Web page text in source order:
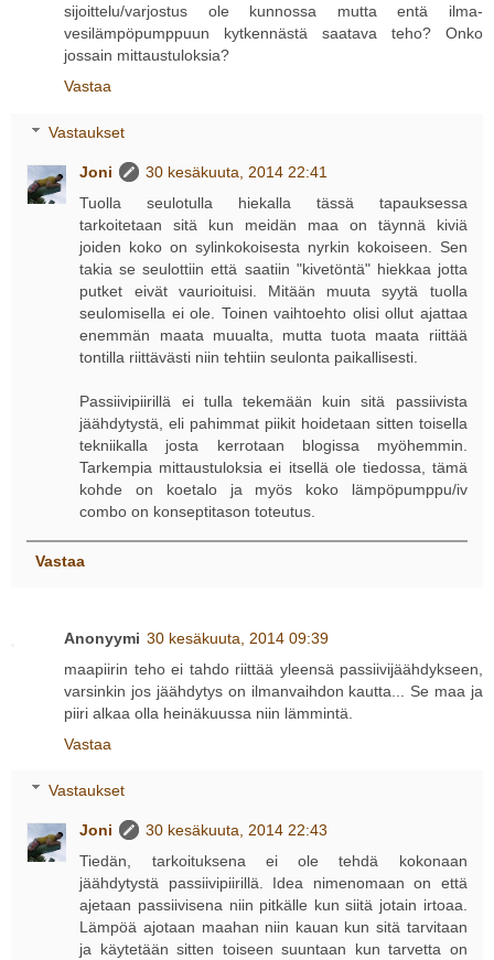
sijoittelu/varjostus ole kunnossa mutta entä ilma-
vesilämpöpumppuun kytkennästä saatava teho? Onko
jossain mittaustuloksia?
Vastaa
Vastaukset
Joni
30 kesäkuuta, 2014 22:41
Tuolla seulotulla hiekalla tässä tapauksessa
tarkoitetaan sitä kun meidän maa on täynnä kiviä
joiden koko on sylinkokoisesta nyrkin kokoiseen. Sen
takia se seulottiin että saatiin "kivetöntä" hiekkaa jotta
putket eivät vaurioituisi. Mitään muuta syytä tuolla
seulomisella ei ole. Toinen vaihtoehto olisi ollut ajattaa
enemmän maata muualta, mutta tuota maata riittää
tontilla riittävästi niin tehtiin seulonta paikallisesti.
Passiivipiirillä ei tulla tekemään kuin sitä passiivista
jäähdytystä, eli pahimmat piikit hoidetaan sitten toisella
tekniikalla josta kerrotaan blogissa myöhemmin.
Tarkempia mittaustuloksia ei itsellä ole tiedossa, tämä
kohde on koetalo ja myös koko lämpöpumppu/iv
combo on konseptitason toteutus.
Vastaa
Anonyymi 30 kesäkuuta, 2014 09:39
maapiirin teho ei tahdo riittää yleensä passiivijäähdykseen,
varsinkin jos jäähdytys on ilmanvaihdon kautta... Se maa ja
piiri alkaa olla heinäkuussa niin lämmintä.
Vastaa
Vastaukset
Joni
30 kesäkuuta, 2014 22:43
Tiedän, tarkoituksena ei ole tehdä kokonaan
jäähdytystä passiivipiirillä. Idea nimenomaan on että
ajetaan passiivisena niin pitkälle kun siitä jotain irtoaa.
Lämpöä ajotaan maahan niin kauan kun sitä tarvitaan
ja käytetään sitten toiseen suuntaan kun tarvetta on